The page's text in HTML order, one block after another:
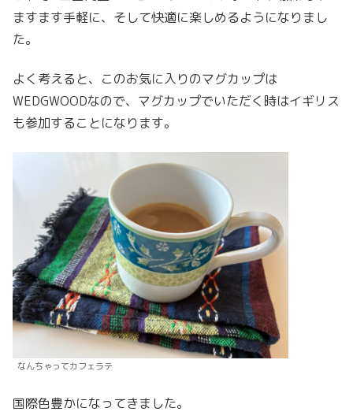
ますます手軽に、そして快適に楽しめるようになりまし
た。
よく考えると、このお気に入りのマグカップは
WEDGWOODなので、マグカップでいただく時はイギリス
も参加することになります。
なんちゃってカフェラテ
国際色豊かになってきました。